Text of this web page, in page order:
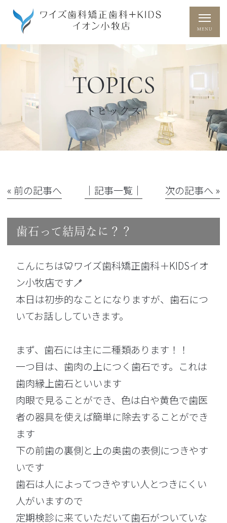
TOPICS
トピックス
« 前の記事へ │記事一覧│ 次の記事へ »
歯石って結局なに？？
こんにちは🦷ワイズ歯科矯正歯科＋KIDSイオ
ン小牧店です🪥
本日は初歩的なことになりますが、歯石につ
いてお話ししていきます。
まず、歯石には主に二種類あります！！
一つ目は、歯肉の上につく歯石です。これは
歯肉縁上歯石といいます
肉眼で見ることができ、色は白や黄色で歯医
者の器具を使えば簡単に除去することができ
ます
下の前歯の裏側と上の奥歯の表側につきやす
いです
歯石は人によってつきやすい人とつきにくい
人がいますので
定期検診に来ていただいて歯石がついていな